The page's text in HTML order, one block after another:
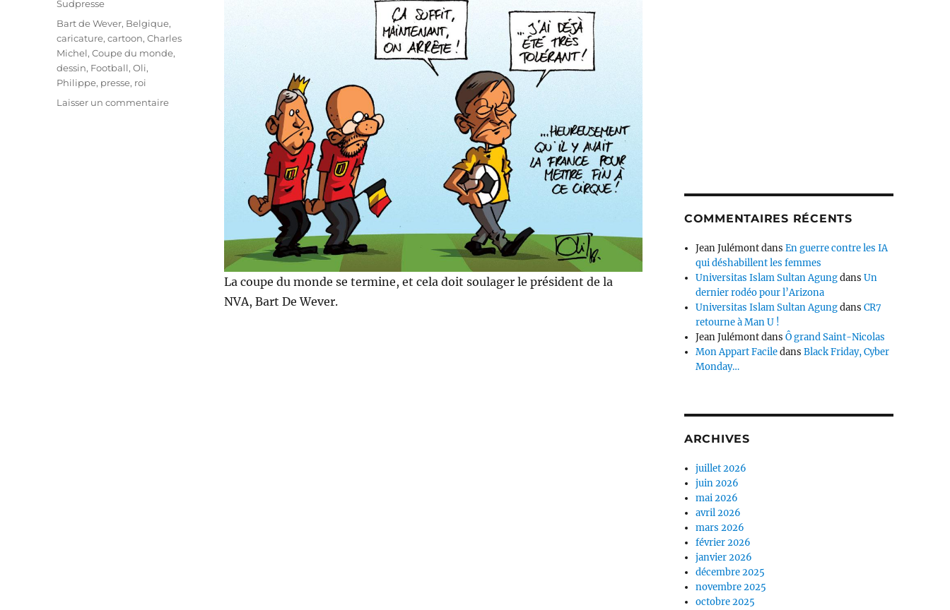
La coupe du monde se termine, et cela doit soulager le président de la
NVA, Bart De Wever.
Sudpresse
Étiquettes
Bart de Wever, Belgique,
caricature,cartoon,Charles
Michel,Coupe du monde,
dessin, Football,Oli,
Philippe, presse, roi
Laisser un commentairesur
COMMENTAIRES RÉCENTS
Jean JulémontdansEn guerre contre les IA
qui déshabillent les femmes
Universitas Islam Sultan AgungdansUn
dernier rodéo pour l’Arizona
Universitas Islam Sultan AgungdansCR7
retourne à Man U !
Jean JulémontdansÔ grand Saint-Nicolas
Mon Appart FaciledansBlack Friday, Cyber
Monday…
ARCHIVES
juillet 2026
juin 2026
mai 2026
avril 2026
mars 2026
février 2026
janvier 2026
décembre 2025
novembre 2025
octobre 2025